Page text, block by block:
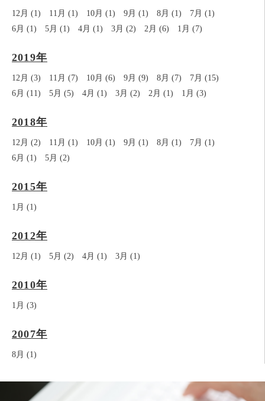
12月 (1) 11月 (1) 10月 (1) 9月 (1) 8月 (1)
7月 (1)
6月 (1)
5月 (1) 4月 (1) 3月 (2) 2月 (6) 1月 (7)
2019年
12月 (3) 11月 (7) 10月 (6) 9月 (9) 8月 (7)
7月 (15)
6月 (11)
5月 (5) 4月 (1) 3月 (2) 2月 (1) 1月 (3)
2018年
12月 (2) 11月 (1) 10月 (1) 9月 (1) 8月 (1)
7月 (1)
6月 (1)
5月 (2)
2015年
1月 (1)
2012年
12月 (1) 5月 (2) 4月 (1) 3月 (1)
2010年
1月 (3)
2007年
8月 (1)